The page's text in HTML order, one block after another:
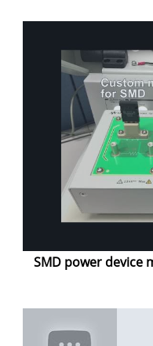
SMD power device